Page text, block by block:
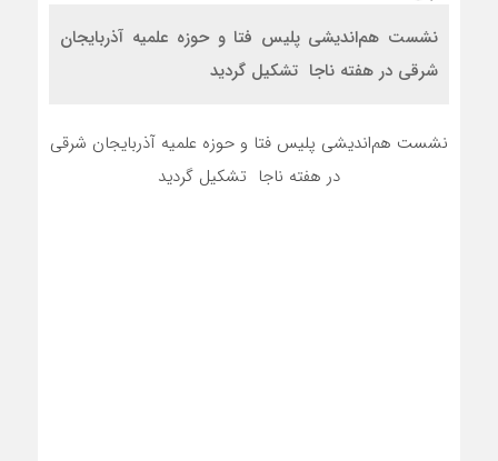
نشست هم‌اندیشی پلیس فتا و حوزه علمیه آذربایجان
شرقی در هفته ناجا تشکیل گردید
نشست هم‌اندیشی پلیس فتا و حوزه علمیه آذربایجان شرقی
در هفته ناجا تشکیل گردید